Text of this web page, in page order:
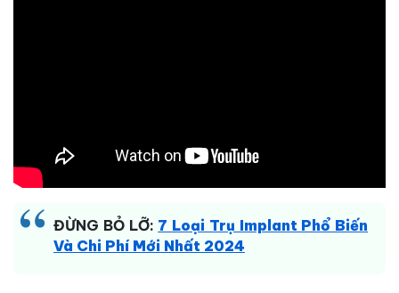
ĐỪNG BỎ LỠ: 7 Loại Trụ Implant Phổ Biến
Và Chi Phí Mới Nhất 2024